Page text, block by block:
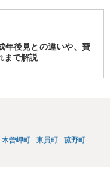
年後見との違いや、費
まで解説
木曽岬町 東員町
菰野町